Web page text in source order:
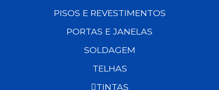
PISOS E REVESTIMENTOS
PORTAS E JANELAS
SOLDAGEM
TELHAS
TINTAS